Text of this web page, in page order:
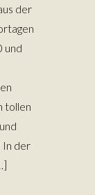
der
und
tollen
In der